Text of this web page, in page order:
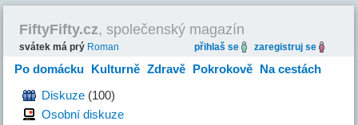
FiftyFifty.cz, společenský magazín
svátek má prý Roman přihlaš se zaregistruj se
Po domácku Kulturně Zdravě Pokrokově Na cestách
HravěDiskuze (100)
Osobní diskuze